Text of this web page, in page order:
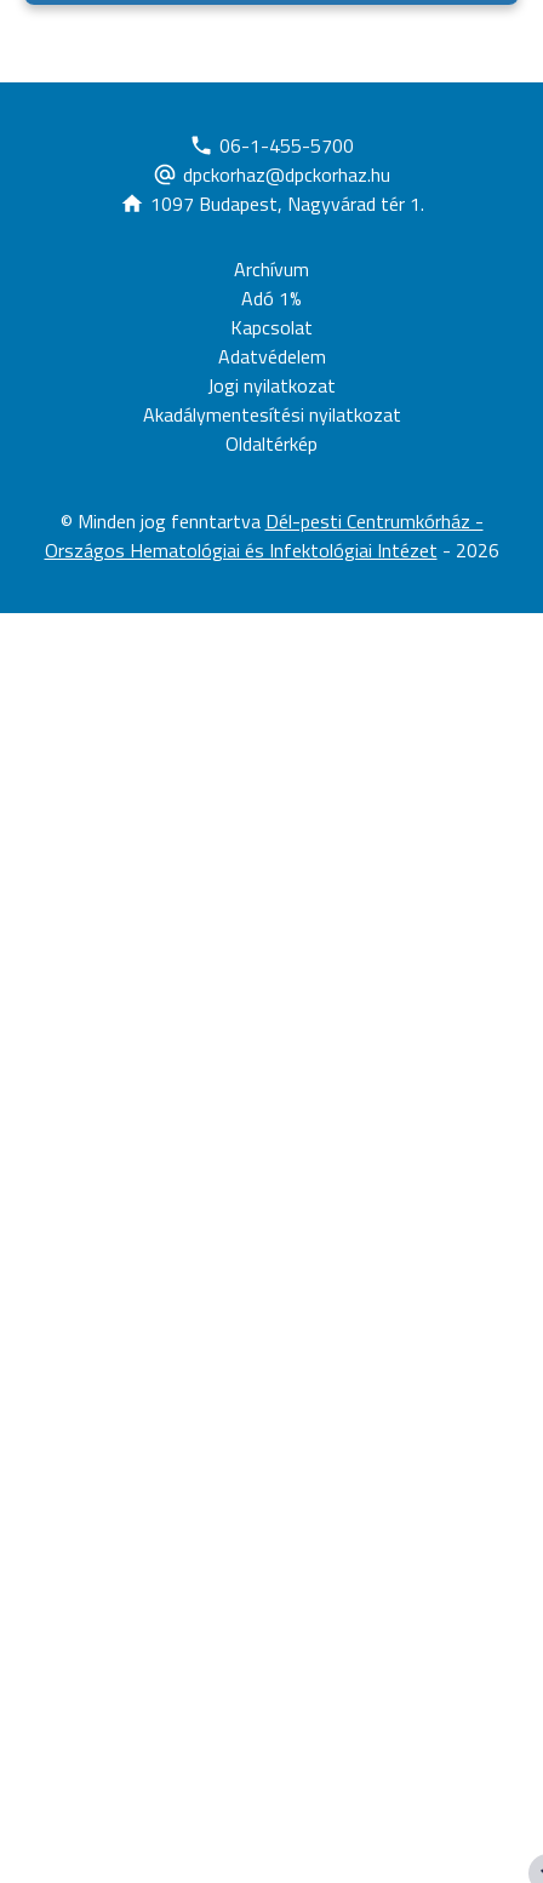
06-1-455-5700
dpckorhaz@dpckorhaz.hu
1097 Budapest, Nagyvárad tér 1.
Archívum
Adó 1%
Kapcsolat
Adatvédelem
Jogi nyilatkozat
Akadálymentesítési nyilatkozat
Oldaltérkép
© Minden jog fenntartva Dél-pesti Centrumkórház -
Országos Hematológiai és Infektológiai Intézet - 2026